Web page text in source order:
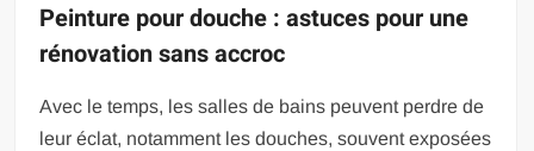
Peinture pour douche : astuces pour une
rénovation sans accroc
Avec le temps, les salles de bains peuvent perdre de
leur éclat, notamment les douches, souvent exposées